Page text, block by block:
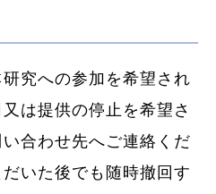
究への参加を希望され
は提供の停止を希望さ
合わせ先へご連絡くだ
いた後でも随時撤回す